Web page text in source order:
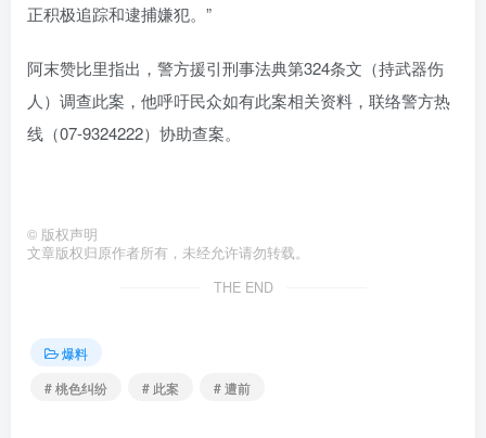
正积极追踪和逮捕嫌犯。”
阿末赞比里指出，警方援引刑事法典第324条文（持武器伤
人）调查此案，他呼吁民众如有此案相关资料，联络警方热
线（07-9324222）协助查案。
© 版权声明
文章版权归原作者所有，未经允许请勿转载。
THE END
爆料
# 桃色纠纷
# 此案 # 遭前